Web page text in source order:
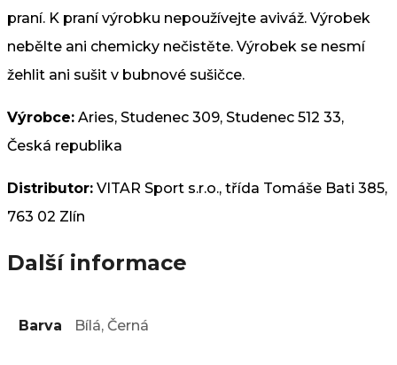
praní. K praní výrobku nepoužívejte aviváž. Výrobek
nebělte ani chemicky nečistěte. Výrobek se nesmí
žehlit ani sušit v bubnové sušičce.
Výrobce: Aries, Studenec 309, Studenec 512 33,
Česká republika
Distributor: VITAR Sport s.r.o., třída Tomáše Bati 385,
763 02 Zlín
Další informace
Barva Bílá, Černá